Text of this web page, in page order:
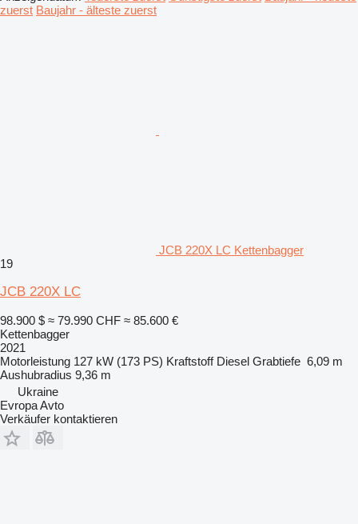
zuerst Baujahr - älteste zuerst
JCB 220X LC Kettenbagger
19
JCB 220X LC
98.900 $ ≈ 79.990 CHF ≈ 85.600 €
Kettenbagger
2021
Motorleistung 127 kW (173 PS) Kraftstoff Diesel Grabtiefe 6,09 m
Aushubradius 9,36 m
Ukraine
Evropa Avto
Verkäufer kontaktieren